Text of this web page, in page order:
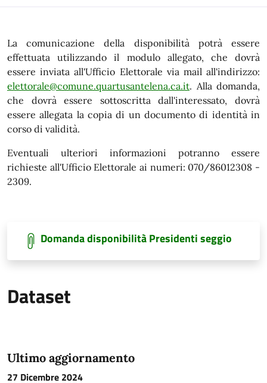
La comunicazione della disponibilità potrà essere
effettuata utilizzando il modulo allegato, che dovrà
essere inviata all'Ufficio Elettorale via mail all'indirizzo:
elettorale@comune.quartusantelena.ca.it. Alla domanda,
che dovrà essere sottoscritta dall'interessato, dovrà
essere allegata la copia di un documento di identità in
corso di validità.
Eventuali ulteriori informazioni potranno essere
richieste all'Ufficio Elettorale ai numeri: 070/86012308 -
2309.
Domanda disponibilità Presidenti seggio
Dataset
Ultimo aggiornamento
27 Dicembre 2024